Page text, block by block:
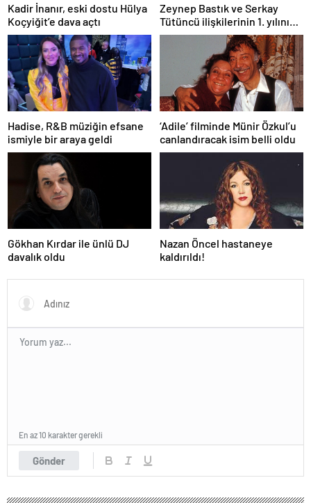
Kadir İnanır, eski dostu Hülya
Koçyiğit’e dava açtı
Zeynep Bastık ve Serkay
Tütüncü ilişkilerinin 1. yılını
kutladı
Hadise, R&B müziğin efsane
ismiyle bir araya geldi
‘Adile’ filminde Münir Özkul’u
canlandıracak isim belli oldu
Gökhan Kırdar ile ünlü DJ
davalık oldu
Nazan Öncel hastaneye
kaldırıldı!
Gönder
En az 10 karakter gerekli